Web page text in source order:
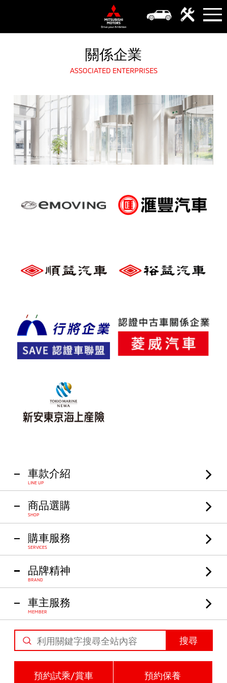
關係企業
ASSOCIATED ENTERPRISES
車款介紹
LINE UP
商品選購
SHOP
購車服務
SERVICES
品牌精神
BRAND
車主服務
MEMBER
搜尋
預約試乘/賞車 預約保養